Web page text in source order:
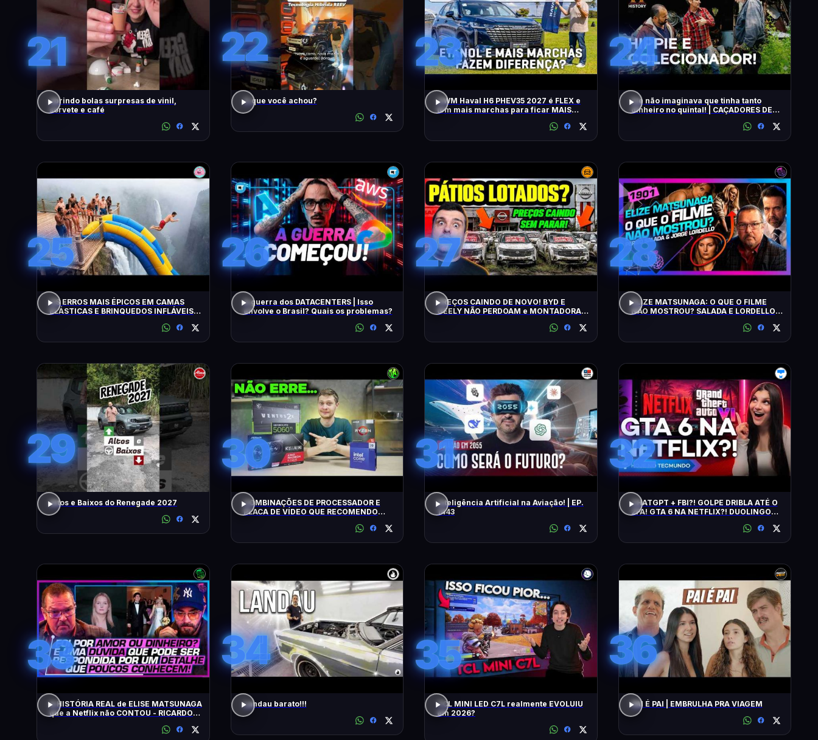
21
abrindo bolas surpresas de vinil,
sorvete e café
22
O que você achou?
23
GWM Haval H6 PHEV35 2027 é FLEX e
tem mais marchas para ficar MAIS
24
Ele não imaginava que tinha tanto
dinheiro no quintal! | CAÇADORES DE
25
OS ERROS MAIS ÉPICOS EM CAMAS
ELÁSTICAS E BRINQUEDOS INFLÁVEIS
26
A guerra dos DATACENTERS | Isso
envolve o Brasil? Quais os problemas?
27
PREÇOS CAINDO DE NOVO! BYD E
GEELY NÃO PERDOAM e MONTADORAS
28
ELIZE MATSUNAGA: O QUE O FILME
NÃO MOSTROU? SALADA E LORDELLO -
29
Altos e Baixos do Renegade 2027
30
COMBINAÇÕES DE PROCESSADOR E
PLACA DE VÍDEO QUE RECOMENDO
31
Inteligência Artificial na Aviação! | EP.
1443
32
CHATGPT + FBI?! GOLPE DRIBLA ATÉ O
2FA! GTA 6 NA NETFLIX?! DUOLINGO
33
A HISTÓRIA REAL de ELISE MATSUNAGA
que a Netflix não CONTOU - RICARDO
34
Landau barato!!!
35
TCL MINI LED C7L realmente EVOLUIU
em 2026?
36
PAI É PAI | EMBRULHA PRA VIAGEM